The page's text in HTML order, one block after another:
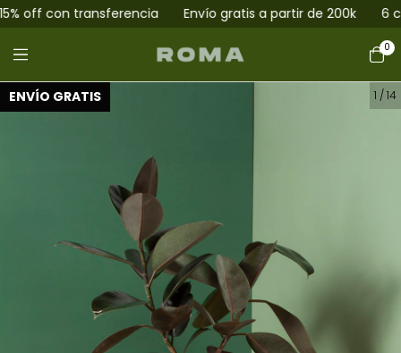
con transferencia Envío gratis a partir de 200k 6
0
ENVÍO GRATIS 1 /14